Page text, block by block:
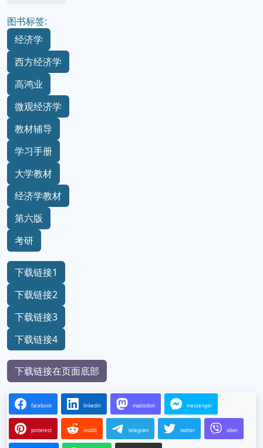
图书标签:
经济学
西方经济学
高鸿业
微观经济学
教材辅导
学习手册
大学教材
经济学教材
第六版
考研
下载链接1
下载链接2
下载链接3
下载链接4
下载链接在页面底部
facebook linkedin mastodon messenger
pinterest reddit telegram twitter viber